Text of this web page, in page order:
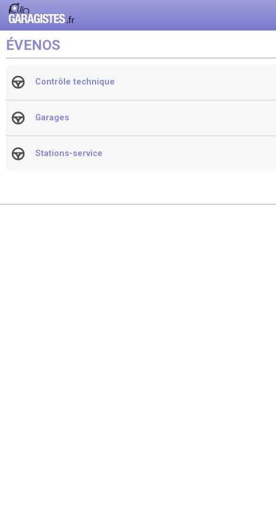
ÉVENOS
Contrôle technique
Garages
Stations-service